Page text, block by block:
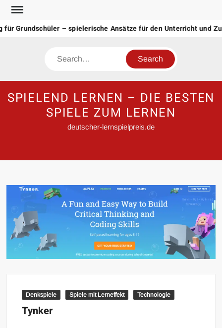
Skip
content
Grundschüler – spielerische Ansätze für den Unterricht und
Search
SPIELEND LERNEN – DIE BESTEN
SPIELE ZUM LERNEN
deutscher-lernspielpreis.de
Denkspiele Spiele mit Lerneffekt Technologie
Tynker